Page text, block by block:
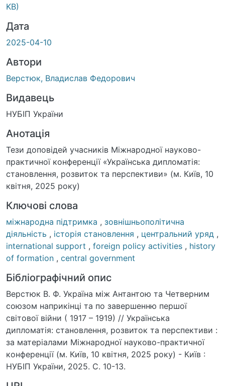
KB)
Дата
2025-04-10
Автори
Верстюк, Владислав Федорович
Видавець
НУБІП України
Анотація
Тези доповідей учасників Міжнародної науково-
практичної конференції «Українська дипломатія:
становлення, розвиток та перспективи» (м. Київ, 10
квітня, 2025 року)
Ключові слова
міжнародна підтримка , зовнішньополітична
діяльність , історія становлення , центральний уряд ,
international support , foreign policy activities , history
of formation , central government
Бібліографічний опис
Верстюк В. Ф. Україна між Антантою та Четверним
союзом наприкінці та по завершенню першої
світової війни ( 1917 – 1919) // Українська
дипломатія: становлення, розвиток та перспективи :
за матеріалами Міжнародної науково-практичної
конференції (м. Київ, 10 квітня, 2025 року) - Київ :
НУБІП України, 2025. С. 10-13.